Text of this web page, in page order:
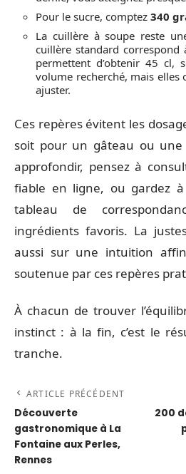
Pour le sucre, comptez 340
La cuillère à soupe reste
cuillère standard correspond
permettent d’obtenir 45 cl,
volume recherché, mais elles
ajuster.
Ces repères évitent les
soit pour un gâteau ou une
approfondir, pensez à
fiable en ligne, ou gardez
tableau de
ingrédients favoris. La
aussi sur une intuition
soutenue par ces repères
À chacun de trouver
instinct : à la fin, c’est le
tranche.
ARTICLE PRÉCÉDENT
Découverte
gastronomique à La
Fontaine aux Perles,
Rennes
200